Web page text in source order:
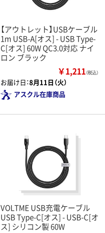
【アウトレット】USBケーブル
1m USB-A[オス] - USB Type-
C[オス] 60W QC3.0対応 ナイ
ロン ブラック
￥1,211（税込）
お届け日：8月11日（火）
アスクル在庫商品
VOLTME USB充電ケーブル
USB Type-C[オス] - USB-C[オ
ス] シリコン製 60W